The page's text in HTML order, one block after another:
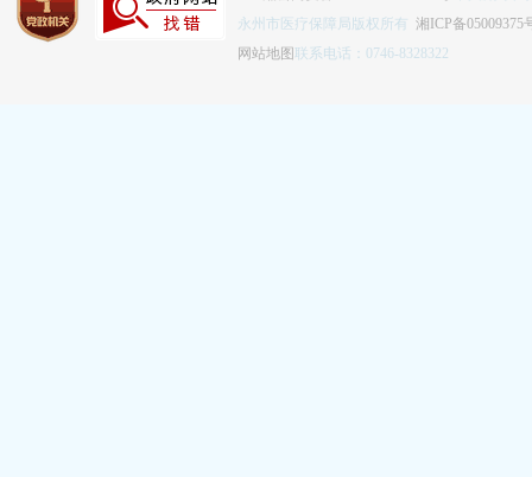
永州市医疗保障局版权所有 湘ICP备05009375
网站地图联系电话：0746-8328322